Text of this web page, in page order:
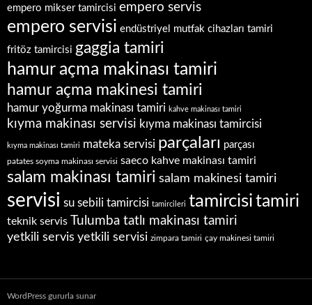
empero mikser tamircisi empero servis
empero servisi endüstriyel mutfak cihazları tamiri
fritöz tamircisi gaggia tamiri
hamur açma makinası tamiri
hamur açma makinesi tamiri
hamur yoğurma makinası tamiri kahve makinası tamiri
kıyma makinası servisi kıyma makinası tamircisi
kıyma makinası tamiri mateka servisi parçaları parçası
patates soyma makinası servisi saeco kahve makinası tamiri
salam makinası tamiri salam makinesi tamiri
servisi su sebili tamircisi tamircileri tamircisi tamiri
teknik servis Tulumba tatlı makinası tamiri
yetkili servis yetkili servisi zimpara tamiri çay makinesi tamiri
WordPress gururla sunar